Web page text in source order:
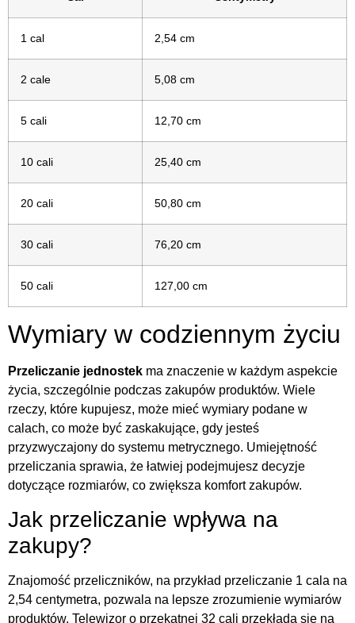
1 cal 2,54 cm
2 cale 5,08 cm
5 cali 12,70 cm
10 cali 25,40 cm
20 cali 50,80 cm
30 cali 76,20 cm
50 cali 127,00 cm
Wymiary w codziennym życiu
Przeliczanie jednostek ma znaczenie w każdym aspekcie
życia, szczególnie podczas zakupów produktów. Wiele
rzeczy, które kupujesz, może mieć wymiary podane w
calach, co może być zaskakujące, gdy jesteś
przyzwyczajony do systemu metrycznego. Umiejętność
przeliczania sprawia, że łatwiej podejmujesz decyzje
dotyczące rozmiarów, co zwiększa komfort zakupów.
Jak przeliczanie wpływa na
zakupy?
Znajomość przeliczników, na przykład przeliczanie 1 cala na
2,54 centymetra, pozwala na lepsze zrozumienie wymiarów
produktów. Telewizor o przekątnej 32 cali przekłada się na